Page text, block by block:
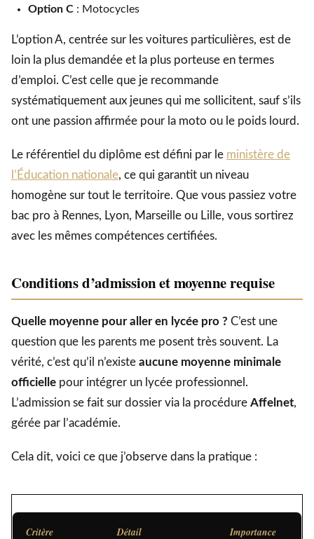
Option C : Motocycles
L’option A, centrée sur les voitures particulières, est de
loin la plus demandée et la plus porteuse en termes
d’emploi. C’est celle que je recommande
systématiquement aux jeunes qui me sollicitent, sauf s’ils
ont une passion affirmée pour la moto ou le poids lourd.
Le référentiel du diplôme est défini par le ministère de
l’Éducation nationale, ce qui garantit un niveau
homogène sur tout le territoire. Que vous passiez votre
bac pro à Rennes, Lyon, Marseille ou Lille, vous sortirez
avec les mêmes compétences certifiées.
Conditions d’admission et moyenne requise
Quelle moyenne pour aller en lycée pro ? C’est une
question que les parents me posent très souvent. La
vérité, c’est qu’il n’existe aucune moyenne minimale
officielle pour intégrer un lycée professionnel.
L’admission se fait sur dossier via la procédure Affelnet,
gérée par l’académie.
Cela dit, voici ce que j’observe dans la pratique :
Critère Détail Importance